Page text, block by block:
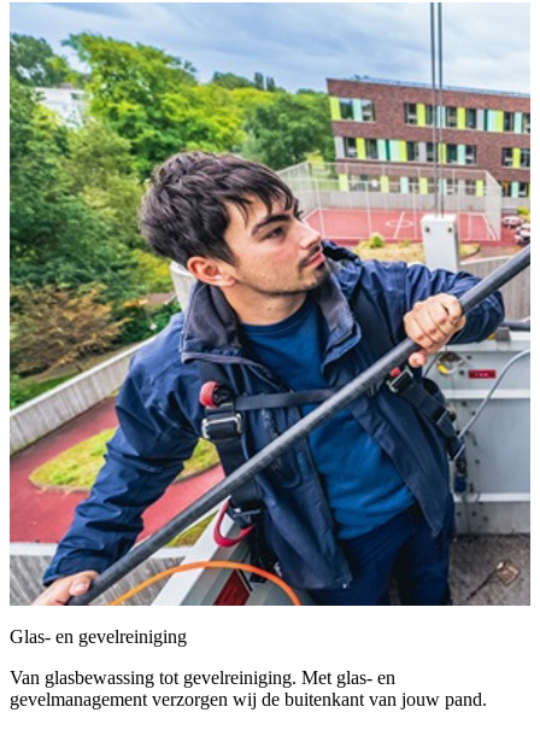
Glas- en gevelreiniging
Van glasbewassing tot gevelreiniging. Met glas- en
gevelmanagement verzorgen wij de buitenkant van jouw pand.